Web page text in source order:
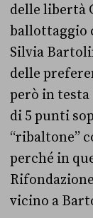
delle libertà
ballottaggio
Silvia
delle
però in testa
di 5 punti
“ribaltone”
perché in
vicino a